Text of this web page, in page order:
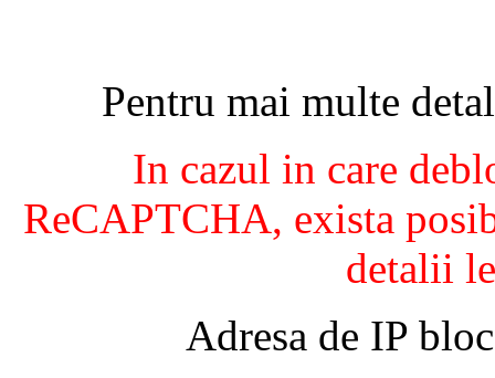
Pentru mai multe
In cazul in care
ReCAPTCHA, exista
detalii
Adresa de IP